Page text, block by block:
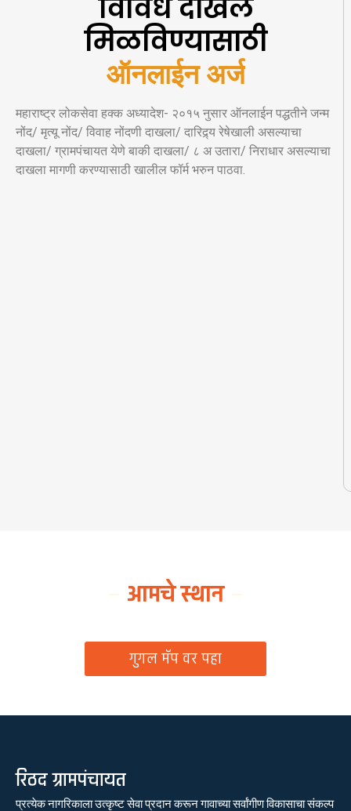
विविध दाखले
मिळविण्यासाठी
ऑनलाईन अर्ज
महाराष्ट्र लोकसेवा हक्क अध्यादेश- २०१५ नुसार ऑनलाईन पद्धतीने जन्म
नोंद/ मृत्यू नोंद/ विवाह नोंदणी दाखला/ दारिद्र्य रेषेखाली असल्याचा
दाखला/ ग्रामपंचायत येणे बाकी दाखला/ ८ अ उतारा/ निराधार असल्याचा
दाखला मागणी करण्यासाठी खालील फॉर्म भरुन पाठवा.
आमचे स्थान
गुगल मॅप वर पहा
रिठद ग्रामपंचायत
प्रत्येक नागरिकाला उत्कृष्ट सेवा प्रदान करून गावाच्या सर्वांगीण विकासाचा संकल्प